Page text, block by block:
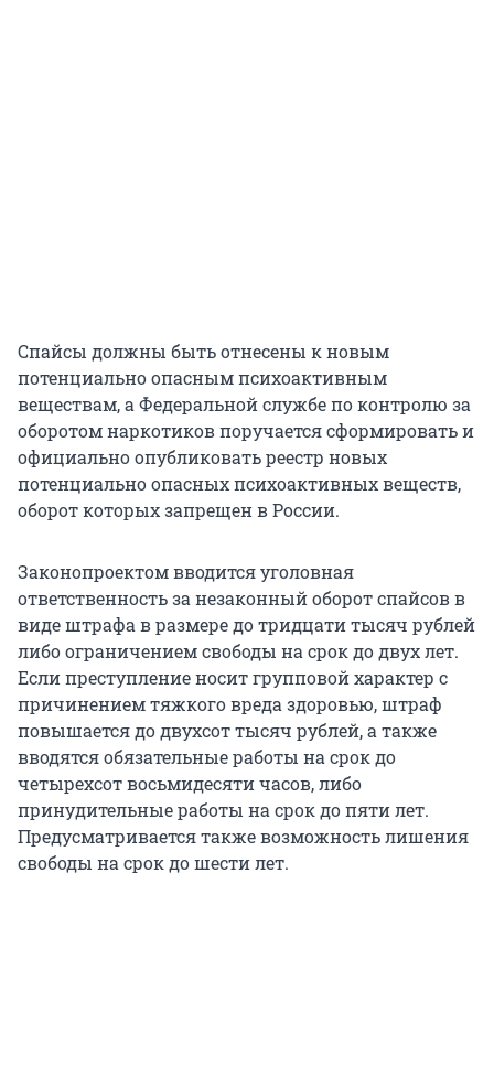
Спайсы должны быть отнесены к новым
потенциально опасным психоактивным
веществам, а Федеральной службе по контролю за
оборотом наркотиков поручается сформировать и
официально опубликовать реестр новых
потенциально опасных психоактивных веществ,
оборот которых запрещен в России.
Законопроектом вводится уголовная
ответственность за незаконный оборот спайсов в
виде штрафа в размере до тридцати тысяч рублей
либо ограничением свободы на срок до двух лет.
Если преступление носит групповой характер с
причинением тяжкого вреда здоровью, штраф
повышается до двухсот тысяч рублей, а также
вводятся обязательные работы на срок до
четырехсот восьмидесяти часов, либо
принудительные работы на срок до пяти лет.
Предусматривается также возможность лишения
свободы на срок до шести лет.